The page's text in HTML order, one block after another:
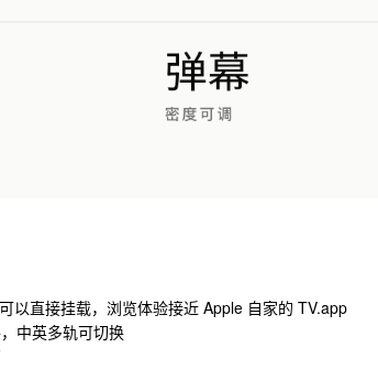
以直接挂载，浏览体验接近 Apple 自家的 TV.app
中英多轨可切换